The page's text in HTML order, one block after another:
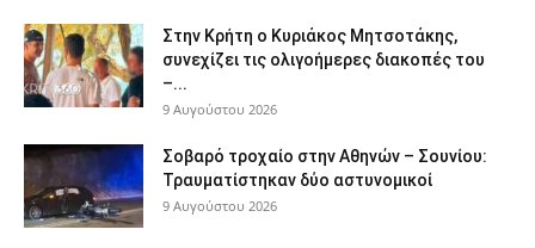
Στην Κρήτη ο Κυριάκος Μητσοτάκης,
συνεχίζει τις ολιγοήμερες διακοπές του
–...
9 Αυγούστου 2026
Σοβαρό τροχαίο στην Αθηνών – Σουνίου:
Τραυματίστηκαν δύο αστυνομικοί
9 Αυγούστου 2026